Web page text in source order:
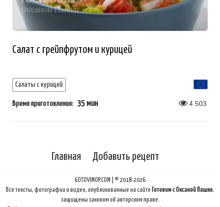
Салат с грейпфрутом и курицей
Салаты с курицей
Время приготовления: 35 мин 4 503
Главная Добавить рецепт
GOTOVIMOP.COM | © 2018-2026
Все тексты, фотографии и видео, опубликованные на сайте Готовим с Оксаной Пашко,
защищены законом об авторском праве.